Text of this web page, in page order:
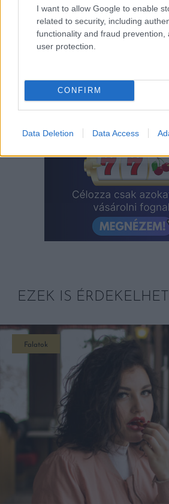
I want to allow Google to enable
related to security, including
functionality and fraud prevention,
user protection.
CONFIRM
Data Deletion Data Access
Címlapfotó: N28 Wine &
EZEK IS
Falatok